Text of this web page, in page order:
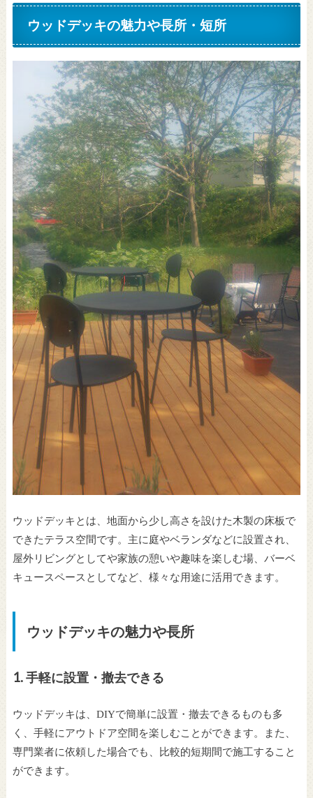
ウッドデッキの魅力や長所・短所
ウッドデッキとは、地面から少し高さを設けた木製の床板で
できたテラス空間です。主に庭やベランダなどに設置され、
屋外リビングとしてや家族の憩いや趣味を楽しむ場、バーベ
キュースペースとしてなど、様々な用途に活用できます。
ウッドデッキの魅力や長所
1.手軽に設置・撤去できる
ウッドデッキは、 DIYで簡単に設置・撤去できるものも多
く、手軽にアウトドア空間を楽しむことができます。また、
専門業者に依頼した場合でも、比較的短期間で施工すること
ができます。